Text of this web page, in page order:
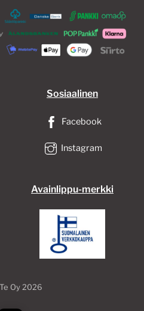
Sosiaalinen
Facebook
Instagram
Avainlippu-merkki
Oy2026